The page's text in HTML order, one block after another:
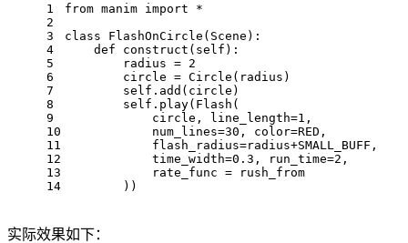
1
2
3
4
5
6
7
8
9
10
11
12
13
14
from manim import *
class
FlashOnCircle ( Scene ):
def
construct ( self ):
        radius =
2
        circle = Circle(radius)
self .add(circle)
self .play(Flash(
            circle, line_length=
1 ,
            num_lines=
30 , color=RED,
            flash_radius=radius+SMALL_BUFF,
            time_width=
0.3 , run_time=2 ,
            rate_func = rush_from
        ))
实际效果如下：